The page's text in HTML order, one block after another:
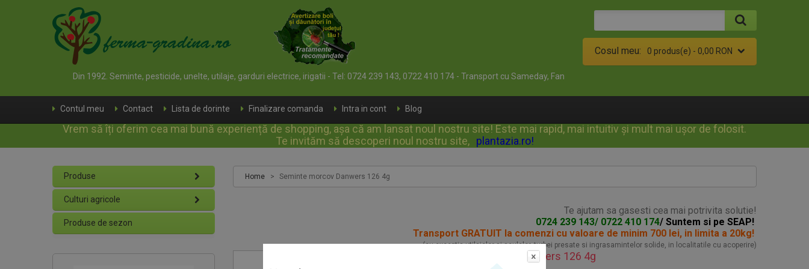
Cosul meu: 0 produs(e) - 0,00 RON
Din 1992. Seminte, pesticide, unelte, utilaje, garduri electrice, irigatii - Tel: 0724 239 143, 0722 410 174 - Transport cu Sameday, Fan
Contul meu Contact Lista de dorinte Finalizare comanda Intra in cont Blog
Vrem să îți oferim cea mai bună experiență de shopping, așa că am lansat noul nostru site! Este mai rapid, mai intuitiv și mult mai ușor de folosit.
Te invităm să descoperi noul nostru site, plantazia.ro!
Home > Seminte morcov Danwers 126 4g
Te ajutam sa gasesti cea mai potrivita solutie!
0724 239 143/ 0722 410 174/ Suntem si pe SEAP!
Transport GRATUIT la comenzi cu valoare de minim 700 lei, in limita a 20kg!
(cu exceptia utilajelor si sculelor, turbei presate si ingrasamintelor solide, in localitatile cu acoperire)
Seminte morcov Danwers 126 4g
Produse
Culturi agricole
Produse de sezon